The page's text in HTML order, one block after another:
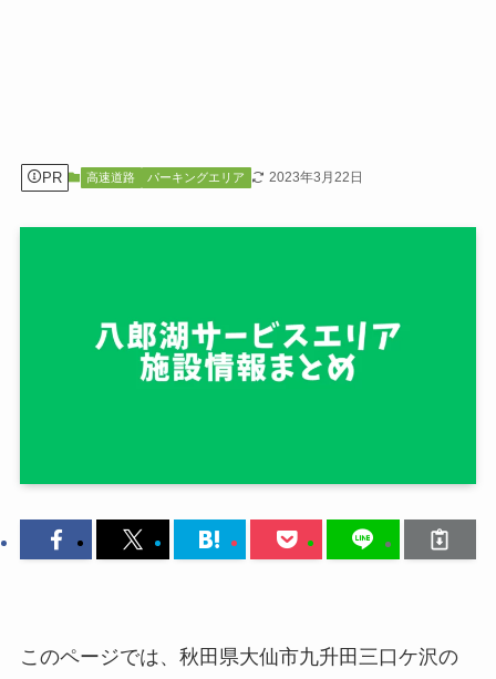
PR 高速道路 パーキングエリア 2023年3月22日
このページでは、秋田県大仙市九升田三口ケ沢の